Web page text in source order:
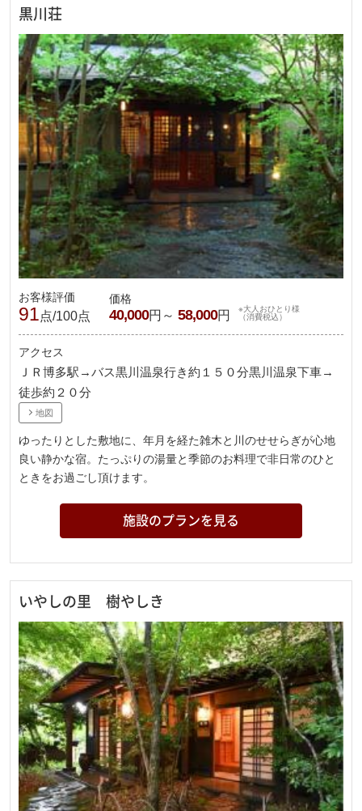
黒川荘
お客様評価
91点/100点
価格
40,000円～ 58,000円
※大人おひとり様
（消費税込）
アクセス
ＪＲ博多駅→バス黒川温泉行き約１５０分黒川温泉下車→
徒歩約２０分
地図
ゆったりとした敷地に、年月を経た雑木と川のせせらぎが心地
良い静かな宿。たっぷりの湯量と季節のお料理で非日常のひと
ときをお過ごし頂けます。
施設のプランを見る
いやしの里 樹やしき